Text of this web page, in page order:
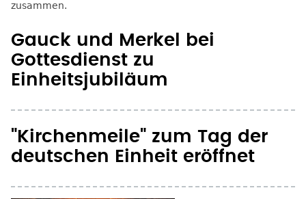
Gauck und Merkel bei
Gottesdienst zu
Einheitsjubiläum
"Kirchenmeile" zum Tag der
deutschen Einheit eröffnet